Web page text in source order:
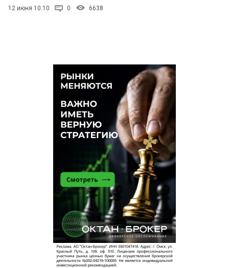
12 июня 10:10 0 6638